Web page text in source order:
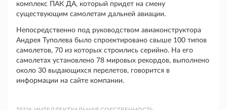
комплекс ПАК ДА, который придет на смену
существующим самолетам дальней авиации.
Непосредственно под руководством авиаконструктора
Андрея Туполева было спроектировано свыше 100 типов
самолетов, 70 из которых строились серийно. На его
самолетах установлено 78 мировых рекордов, выполнено
около 30 выдающихся перелетов, говорится в
информации на сайте компании.